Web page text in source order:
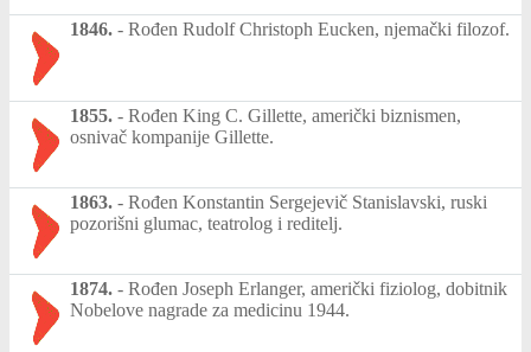
1846. - Rođen Rudolf Christoph Eucken, njemački filozof.
1855. - Rođen King C. Gillette, američki biznismen,
osnivač kompanije Gillette.
1863. - Rođen Konstantin Sergejevič Stanislavski, ruski
pozorišni glumac, teatrolog i reditelj.
1874. - Rođen Joseph Erlanger, američki fiziolog, dobitnik
Nobelove nagrade za medicinu 1944.